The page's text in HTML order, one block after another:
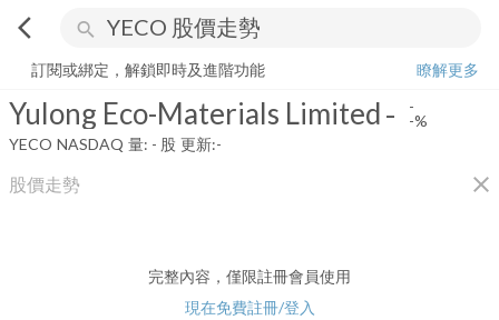
arrow_back_ios search
Yulong Eco-Materials Limited --%
訂閱或綁定，解鎖即時及進階功能
瞭解更多
Yulong Eco-Materials Limited- -
-%
YECO NASDAQ 量: - 股 更新:-
股價走勢 close
完整內容，僅限註冊會員使用
現在免費註冊/登入